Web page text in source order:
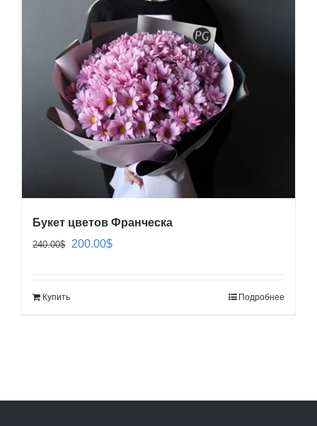
Букет цветов Франческа
240.00$
Первоначальная
200.00$Текущая
Купить Подробнее